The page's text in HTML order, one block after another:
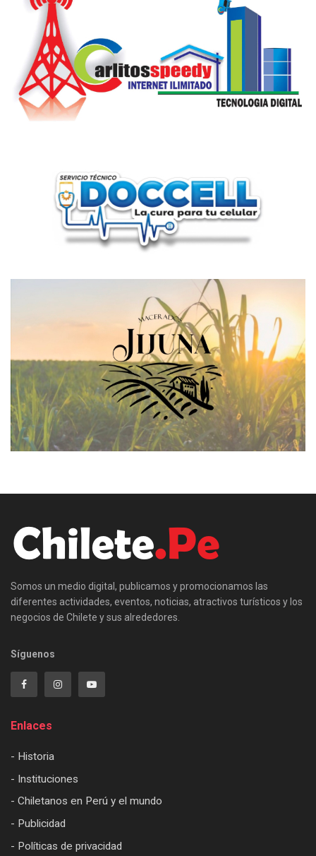
Somos un medio digital, publicamos y promocionamos las
diferentes actividades, eventos, noticias, atractivos turísticos y los
negocios de Chilete y sus alrededores.
Síguenos
Enlaces
- Historia
- Instituciones
- Chiletanos en Perú y el mundo
- Publicidad
- Políticas de privacidad